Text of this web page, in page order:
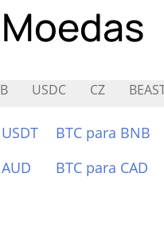
USDC CZ
BTC para BNB
BTC para CAD